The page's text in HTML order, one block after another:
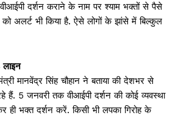
वीआईपी दर्शन कराने के नाम पर श्याम भक्तों से पैसे
अलर्ट भी किया है. ऐसे लोगों के झांसे में बिल्कुल
लाइन
मानवेंद्र सिंह चौहान ने बताया की देशभर से
5 जनवरी तक वीआईपी दर्शन की कोई व्यवस्था
ही भक्त दर्शन करें. किसी भी लपका गिरोह के